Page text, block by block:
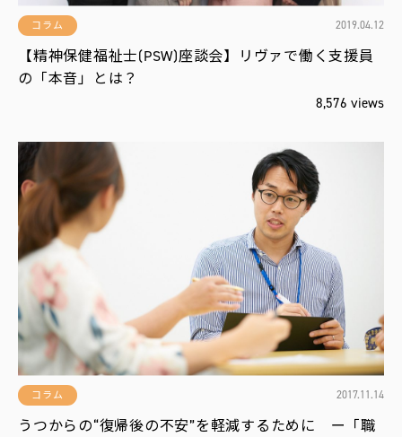
コラム 2019.04.12
【精神保健福祉士(PSW)座談会】リヴァで働く支援員
の「本音」とは？
8,576 views
コラム 2017.11.14
うつからの“復帰後の不安”を軽減するために ー「職